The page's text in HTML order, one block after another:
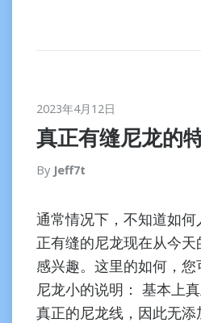
2023年4月12日
真正有缝尼龙的
By Jeff7t
通常情况下，不知道如
正有缝的尼龙现在从今
感兴趣。这里的如何，
尼龙小的说明： 基本上
真正的尼龙线，因此无